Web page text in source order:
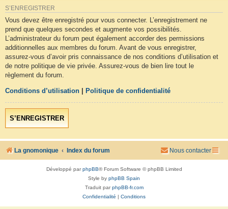
S’ENREGISTRER
Vous devez être enregistré pour vous connecter. L’enregistrement ne
prend que quelques secondes et augmente vos possibilités.
L’administrateur du forum peut également accorder des permissions
additionnelles aux membres du forum. Avant de vous enregistrer,
assurez-vous d’avoir pris connaissance de nos conditions d’utilisation et
de notre politique de vie privée. Assurez-vous de bien lire tout le
règlement du forum.
Conditions d’utilisation Politique de confidentialité
S’ENREGISTRER
La gnomonique Index du forum Nous contacter
Développé parphpBB® Forum Software © phpBB Limited
Style by phpBB Spain
Traduit parphpBB-fr.com
Confidentialité
Conditions